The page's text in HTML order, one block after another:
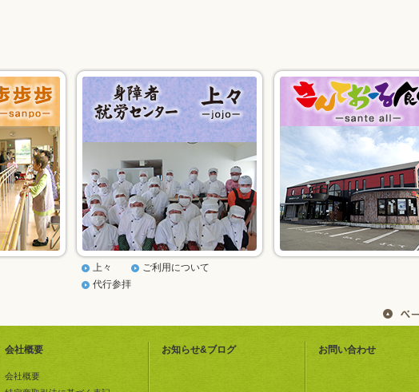
上々
ご利用について
代行参拝
会社概要
会社概要
お知らせ&ブログ お問い合わせ